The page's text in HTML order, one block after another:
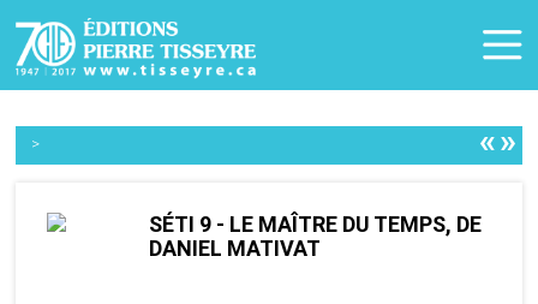
> «»
SÉTI 9 - LE MAÎTRE DU TEMPS, DE
DANIEL MATIVAT